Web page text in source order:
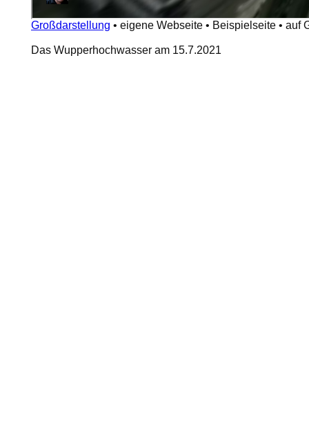
Großdarstellung • eigene Webseite • Beispielseite • auf
Das Wupperhochwasser am 15.7.2021